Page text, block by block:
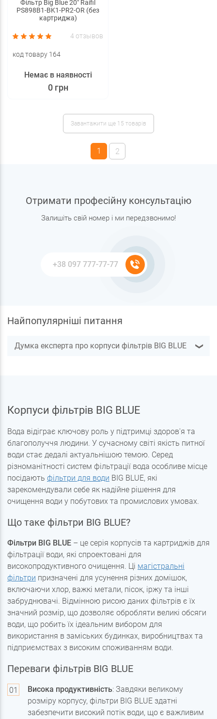
Фільтр Big Blue 20" Raifil
PS898B1-BK1-PR2-OR (без
картриджа)
4 отзывов
код товару 164
0 грн
Немає в наявності
Завантажити ще 15 товарів
1 2
Отримати професійну консультацію
Залишіть свій номер і ми передзвонимо!
Найпопулярніші питання
Думка експерта про корпуси фільтрів BIG BLUE ❯
Корпуси фільтрів BIG BLUE
Вода відіграє ключову роль у підтримці здоров'я та
благополуччя людини. У сучасному світі якість питної
води стає дедалі актуальнішою темою. Серед
різноманітності систем фільтрації вода особливе місце
посідають фільтри для води BIG BLUE, які
зарекомендували себе як надійне рішення для
очищення води у побутових та промислових умовах.
Що таке фільтри BIG BLUE?
Фільтри BIG BLUE – це серія корпусів та картриджів для
фільтрації води, які спроектовані для
високопродуктивного очищення. Ці магістральні
фільтри призначені для усунення різних домішок,
включаючи хлор, важкі метали, пісок, іржу та інші
забруднювачі. Відмінною рисою даних фільтрів є їх
значний розмір, що дозволяє обробляти великі обсяги
води, що робить їх ідеальним вибором для
використання в заміських будинках, виробництвах та
підприємствах з високим споживанням води.
Переваги фільтрів BIG BLUE
Висока продуктивність: Завдяки великому
розміру корпусу, фільтри BIG BLUE здатні
забезпечити високий потік води, що є важливим